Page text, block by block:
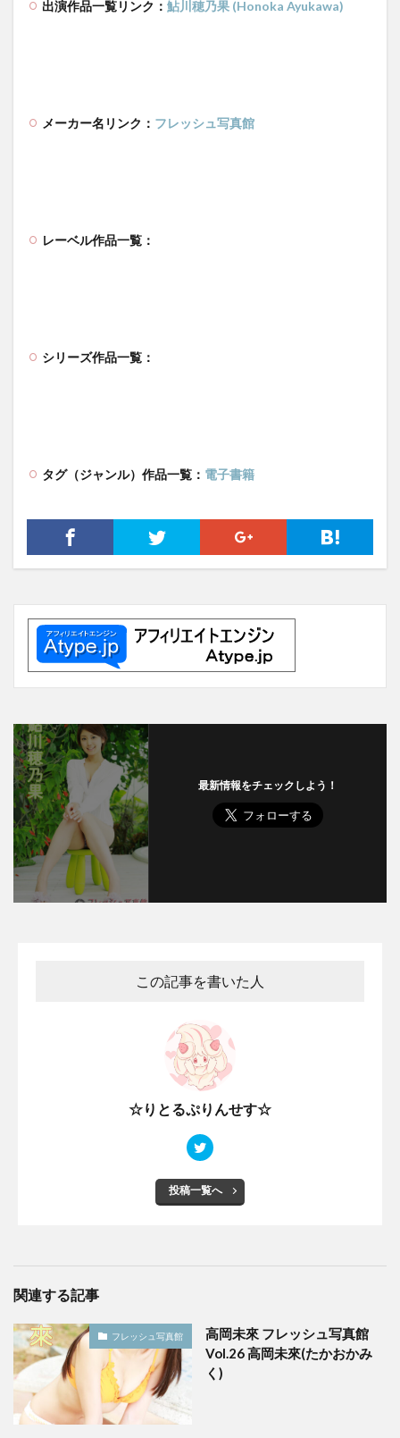
出演作品一覧リンク： 鮎川穂乃果 (Honoka Ayukawa)
メーカー名リンク： フレッシュ写真館
レーベル作品一覧：
シリーズ作品一覧：
タグ（ジャンル）作品一覧： 電子書籍
最新情報をチェックしよう！
この記事を書いた人
☆りとるぷりんせす☆
投稿一覧へ
関連する記事
フレッシュ写真館
高岡未來 フレッシュ写真館
Vol.26 高岡未來(たかおかみ
く)